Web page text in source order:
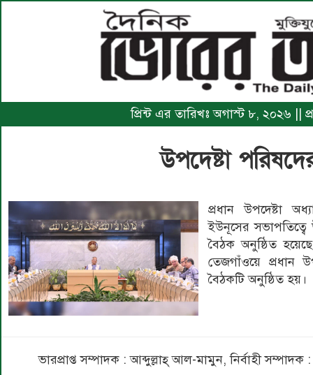
প্রিন্ট এর তারিখঃ অগাস্ট ৮, ২০২৬ ||
উপদেষ্টা
প্রধান উপদেষ্টা
ইউনূসের সভাপতিত্বে
বৈঠক অনুষ্ঠিত
তেজগাঁওয়ে প্রধান
বৈঠকটি অনুষ্ঠিত হয়।
ভারপ্রাপ্ত সম্পাদক : আব্দুল্লাহ্ আল-মামুন, নির্বাহী